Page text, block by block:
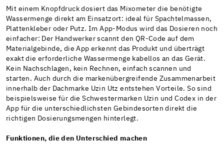
Mit einem Knopfdruck dosiert das Mixometer die benötigte
Wassermenge direkt am Einsatzort: ideal für Spachtelmassen,
Plattenkleber oder Putz. Im App-Modus wird das Dosieren noch
einfacher: Der Handwerker scannt den QR-Code auf dem
Materialgebinde, die App erkennt das Produkt und überträgt
exakt die erforderliche Wassermenge kabellos an das Gerät.
Kein Nachschlagen, kein Rechnen, einfach scannen und
starten. Auch durch die markenübergreifende Zusammenarbeit
innerhalb der Dachmarke Uzin Utz entstehen Vorteile. So sind
beispielsweise für die Schwestermarken Uzin und Codex in der
App für die unterschiedlichsten Gebindesorten direkt die
richtigen Dosierungsmengen hinterlegt.
Funktionen, die den Unterschied machen